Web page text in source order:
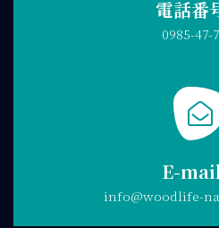
電話番
0985-47-
E-mail
info@woodlife-